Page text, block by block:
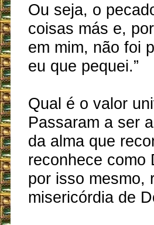
Ou seja, o
coisas más e,
em mim, não foi
eu que pequei.”
Qual é o valor
Passaram a ser
da alma que
reconhece como
por isso mesmo,
misericórdia de